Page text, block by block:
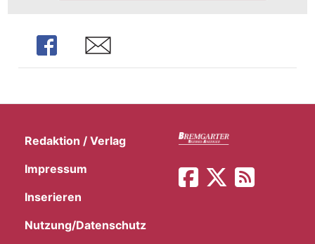
Share Share
Redaktion / Verlag
Impressum
Inserieren
Nutzung/Datenschutz